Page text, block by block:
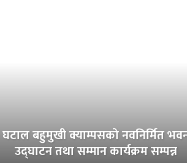
घटाल बहुमुखी क्याम्पसको नवनिर्मित
उद्घाटन तथा सम्मान कार्यक्रम सम्पन्न